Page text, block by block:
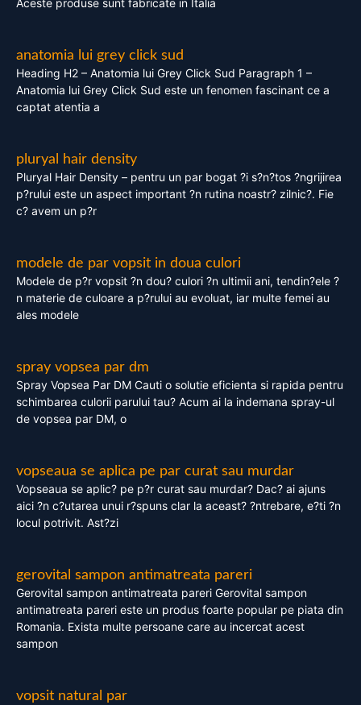
Aceste produse sunt fabricate in Italia
anatomia lui grey click sud
Heading H2 – Anatomia lui Grey Click Sud Paragraph 1 –
Anatomia lui Grey Click Sud este un fenomen fascinant ce a
captat atentia a
pluryal hair density
Pluryal Hair Density – pentru un par bogat ?i s?n?tos ?ngrijirea
p?rului este un aspect important ?n rutina noastr? zilnic?. Fie
c? avem un p?r
modele de par vopsit in doua culori
Modele de p?r vopsit ?n dou? culori ?n ultimii ani, tendin?ele ?
n materie de culoare a p?rului au evoluat, iar multe femei au
ales modele
spray vopsea par dm
Spray Vopsea Par DM Cauti o solutie eficienta si rapida pentru
schimbarea culorii parului tau? Acum ai la indemana spray-ul
de vopsea par DM, o
vopseaua se aplica pe par curat sau murdar
Vopseaua se aplic? pe p?r curat sau murdar? Dac? ai ajuns
aici ?n c?utarea unui r?spuns clar la aceast? ?ntrebare, e?ti ?n
locul potrivit. Ast?zi
gerovital sampon antimatreata pareri
Gerovital sampon antimatreata pareri Gerovital sampon
antimatreata pareri este un produs foarte popular pe piata din
Romania. Exista multe persoane care au incercat acest
sampon
vopsit natural par